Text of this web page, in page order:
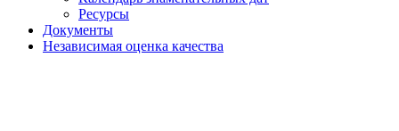
Ресурсы
Документы
Независимая оценка качества